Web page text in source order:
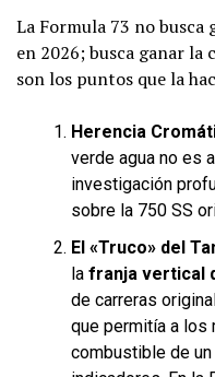
La Formula 73 no busca
en 2026; busca ganar la
son los puntos que la
Herencia
verde agua no es
investigación
sobre la 750 SS
El «Truco» del
la franja vertical
de carreras
que permitía a los
combustible de